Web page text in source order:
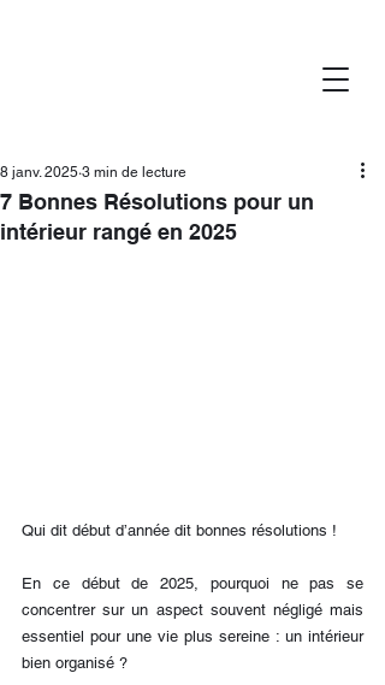
7 Bonnes Résolutions pour un
intérieur rangé en 2025
8 janv. 2025 3 min de lecture
Qui dit début d’année dit bonnes résolutions !
En ce début de 2025, pourquoi ne pas se
concentrer sur un aspect souvent négligé mais
essentiel pour une vie plus sereine : un intérieur
bien organisé ?